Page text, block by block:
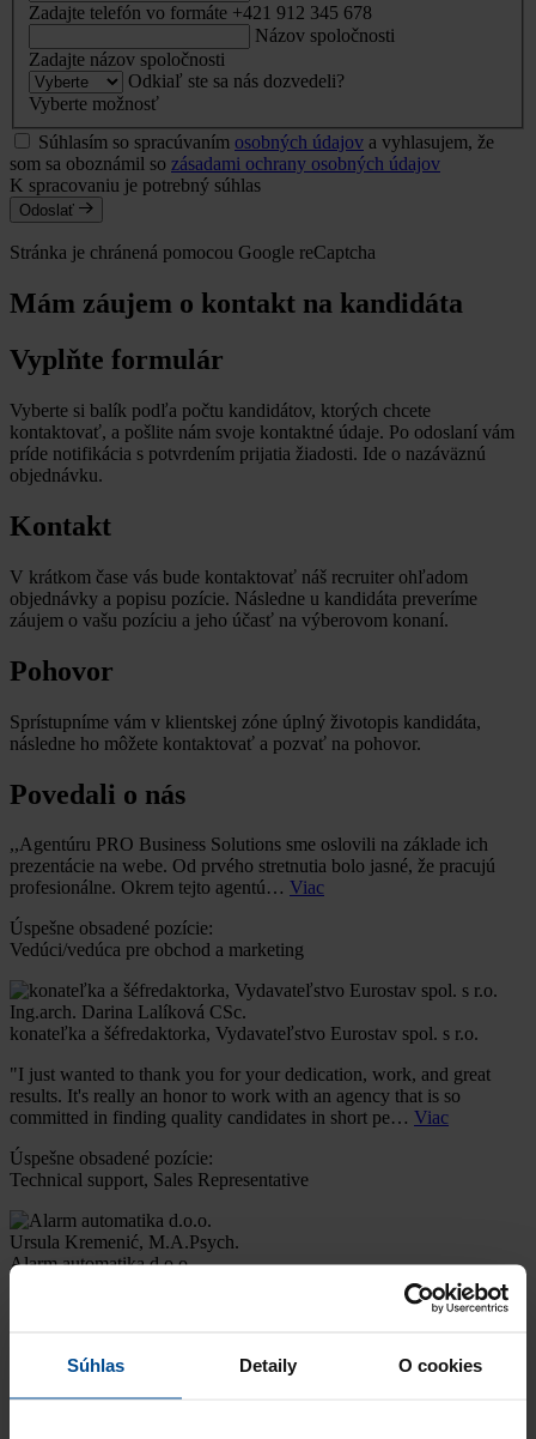
Súhlas Detaily O cookies
Zadajte telefón vo formáte +421 912 345 678
Názov spoločnosti
Zadajte názov spoločnosti
Odkiaľ ste sa nás dozvedeli?
Vyberte možnosť
Súhlasím so spracúvaním osobných údajov a vyhlasujem, že
som sa oboznámil so zásadami ochrany osobných údajov
K spracovaniu je potrebný súhlas
Odoslať
Stránka je chránená pomocou Google reCaptcha
Mám záujem o kontakt na kandidáta
Vyplňte formulár
Vyberte si balík podľa počtu kandidátov, ktorých chcete
kontaktovať, a pošlite nám svoje kontaktné údaje. Po odoslaní vám
príde notifikácia s potvrdením prijatia žiadosti. Ide o nazáväznú
objednávku.
Kontakt
V krátkom čase vás bude kontaktovať náš recruiter ohľadom
objednávky a popisu pozície. Následne u kandidáta preveríme
záujem o vašu pozíciu a jeho účasť na výberovom konaní.
Pohovor
Sprístupníme vám v klientskej zóne úplný životopis kandidáta,
následne ho môžete kontaktovať a pozvať na pohovor.
Povedali o nás
,,Agentúru PRO Business Solutions sme oslovili na základe ich
prezentácie na webe. Od prvého stretnutia bolo jasné, že pracujú
profesionálne. Okrem tejto agentú… Viac
Úspešne obsadené pozície:
Vedúci/vedúca pre obchod a marketing
Ing.arch. Darina Lalíková CSc.
konateľka a šéfredaktorka, Vydavateľstvo Eurostav spol. s r.o.
"I just wanted to thank you for your dedication, work, and great
results. It's really an honor to work with an agency that is so
committed in finding quality candidates in short pe… Viac
Úspešne obsadené pozície:
Technical support, Sales Representative
Ursula Kremenić, M.A.Psych.
Alarm automatika d.o.o.
,,Spolupráca s pani Harvaníkovou zo spoločnosti PRO Business